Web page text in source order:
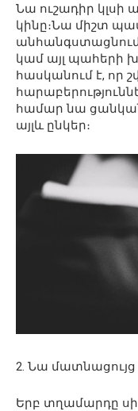
Նա ուշադիր կլսի
կինը։Նա միշտ
կամ այլ պահերի
հասկանում է, որ
համար նա
այլև ընկեր։
2. Նա
Երբ տղամարդը